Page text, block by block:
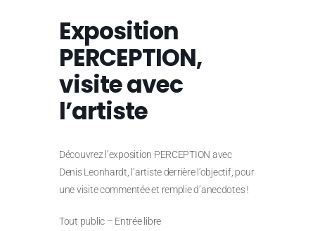
Exposition
PERCEPTION,
visite avec
l’artiste
Découvrez l’exposition PERCEPTION avec
Denis Leonhardt, l’artiste derrière l’objectif, pour
une visite commentée et remplie d’anecdotes !
Tout public – Entrée libre